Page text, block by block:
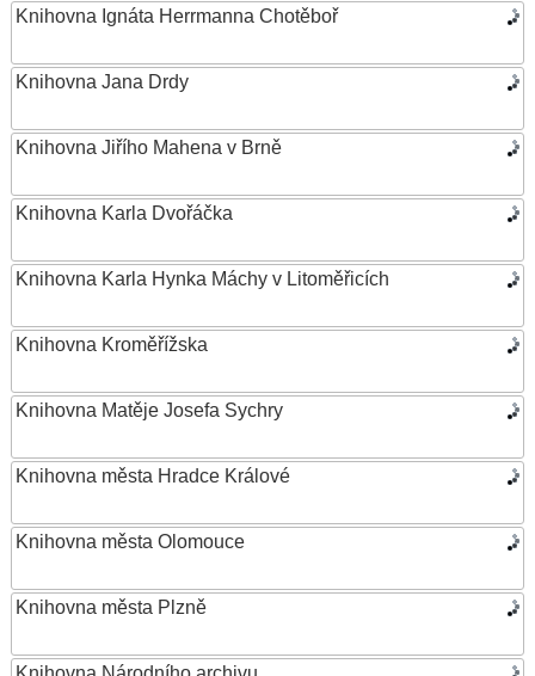
Knihovna Ignáta Herrmanna Chotěboř
Knihovna Jana Drdy
Knihovna Jiřího Mahena v Brně
Knihovna Karla Dvořáčka
Knihovna Karla Hynka Máchy v Litoměřicích
Knihovna Kroměřížska
Knihovna Matěje Josefa Sychry
Knihovna města Hradce Králové
Knihovna města Olomouce
Knihovna města Plzně